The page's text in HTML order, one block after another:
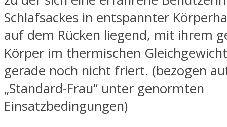
Schlafsackes in entspannter
auf dem Rücken liegend, mit ihrem
Körper im thermischen
gerade noch nicht friert. (bezogen
„Standard-Frau“ unter genormten
Einsatzbedingungen)